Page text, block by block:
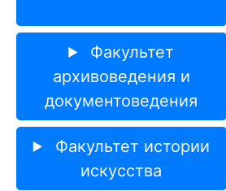
Факультет
архивоведения и
документоведения
Факультет истории
искусства